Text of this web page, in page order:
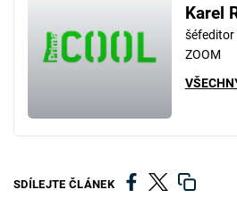
Karel
šéfeditor
ZOOM
SDÍLEJTE ČLÁNEK